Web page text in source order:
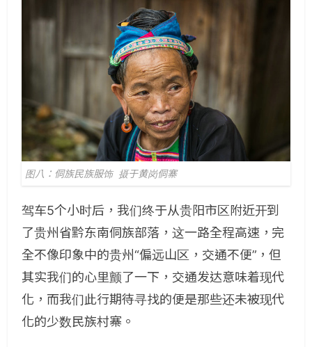
图八：侗族民族服饰 摄于黄岗侗寨
驾车5个小时后，我们终于从贵阳市区附近开到
了贵州省黔东南侗族部落，这一路全程高速，完
全不像印象中的贵州“偏远山区，交通不便”，但
其实我们的心里颤了一下，交通发达意味着现代
化，而我们此行期待寻找的便是那些还未被现代
化的少数民族村寨。